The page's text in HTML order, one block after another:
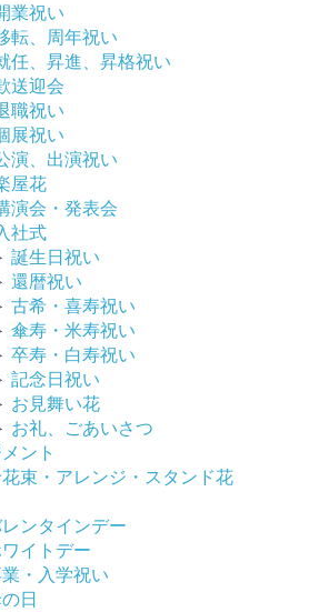
業祝い
転、周年祝い
任、昇進、昇格祝い
送迎会
職祝い
展祝い
演、出演祝い
屋花
演会・発表会
社式
誕生日祝い
還暦祝い
古希・喜寿祝い
傘寿・米寿祝い
卒寿・白寿祝い
記念日祝い
お見舞い花
お礼、ごあいさつ
ント
束・アレンジ・スタンド花
ンタインデー
イトデー
・入学祝い
日